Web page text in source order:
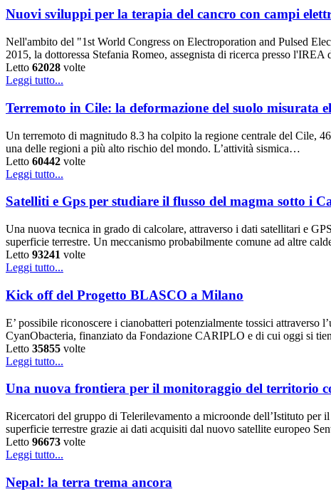
Nuovi sviluppi per la terapia del cancro con campi
Nell'ambito del "1st World Congress on Electroporation and Pulsed
2015, la dottoressa Stefania Romeo, assegnista di ricerca presso
Letto 62028 volte
Leggi tutto...
Terremoto in Cile: la deformazione del suolo misurata
Un terremoto di magnitudo 8.3 ha colpito la regione centrale del Cile,
una delle regioni a più alto rischio del mondo. L’attività sismica…
Letto 60442 volte
Leggi tutto...
Satelliti e Gps per studiare il flusso del magma sotto i
Una nuova tecnica in grado di calcolare, attraverso i dati satellitari e
superficie terrestre. Un meccanismo probabilmente comune ad altre
Letto 93241 volte
Leggi tutto...
Kick off del Progetto BLASCO a Milano
E’ possibile riconoscere i cianobatteri potenzialmente tossici
CyanObacteria, finanziato da Fondazione CARIPLO e di cui oggi si
Letto 35855 volte
Leggi tutto...
Una nuova frontiera per il monitoraggio del territorio
Ricercatori del gruppo di Telerilevamento a microonde dell’Istituto
superficie terrestre grazie ai dati acquisiti dal nuovo satellite europeo
Letto 96673 volte
Leggi tutto...
Nepal: la terra trema ancora